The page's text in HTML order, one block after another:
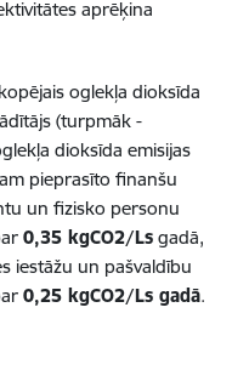
aprēķina
oglekļa dioksīda
(turpmāk -
dioksīda emisijas
pieprasīto finanšu
un fizisko personu
0,35 kgCO2/Ls gadā,
iestāžu un pašvaldību
0,25 kgCO2/Ls gadā.